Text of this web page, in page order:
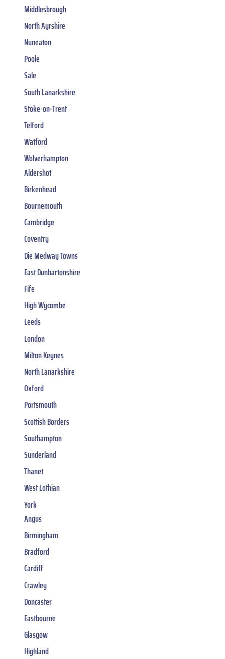
Middlesbrough
North Ayrshire
Nuneaton
Poole
Sale
South Lanarkshire
Stoke-on-Trent
Telford
Watford
Wolverhampton
Aldershot
Birkenhead
Bournemouth
Cambridge
Coventry
Die Medway Towns
East Dunbartonshire
Fife
High Wycombe
Leeds
London
Milton Keynes
North Lanarkshire
Oxford
Portsmouth
Scottish Borders
Southampton
Sunderland
Thanet
West Lothian
York
Angus
Birmingham
Bradford
Cardiff
Crawley
Doncaster
Eastbourne
Glasgow
Highland